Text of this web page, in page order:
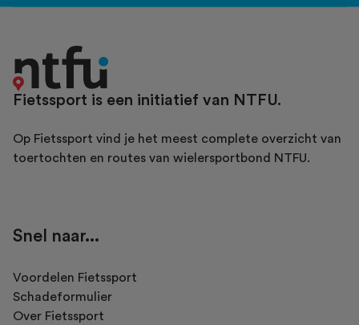
Fietssport is een initiatief van NTFU.
Op Fietssport vind je het meest complete overzicht van
toertochten en routes van wielersportbond NTFU.
Snel naar...
Voordelen Fietssport
Schadeformulier
Over Fietssport